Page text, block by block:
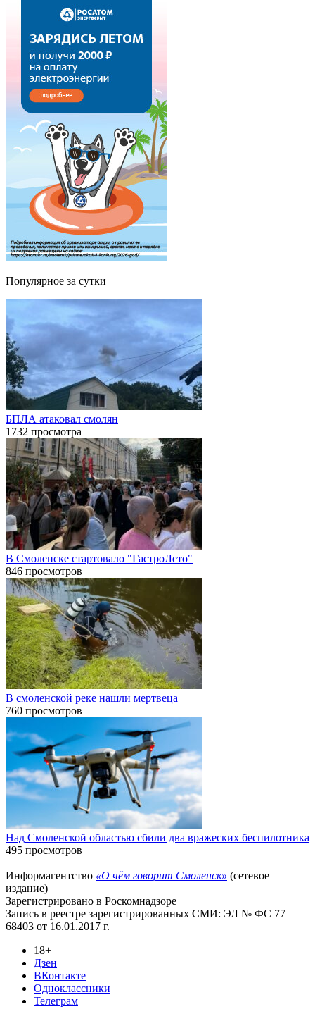
Популярное за сутки
БПЛА атаковал смолян
1732 просмотра
В Смоленске стартовало "ГастроЛето"
846 просмотров
В смоленской реке нашли мертвеца
760 просмотров
Над Смоленской областью сбили два вражеских беспилотника
495 просмотров
Информагентство «О чём говорит Смоленск» (сетевое
издание)
Зарегистрировано в Роскомнадзоре
Запись в реестре зарегистрированных СМИ: ЭЛ № ФС 77 –
68403 от 16.01.2017 г.
18+
Дзен
ВКонтакте
Одноклассники
Телеграм